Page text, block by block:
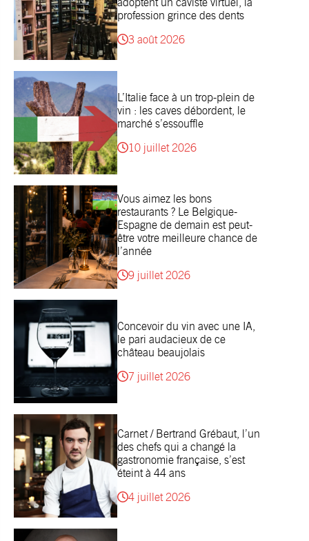
profession grince des dents
3 août 2026
L’Italie face à un trop-plein de
vin : les caves débordent, le
marché s’essouffle
10 juillet 2026
Vous aimez les bons
restaurants ? Le Belgique-
Espagne de demain est peut-
être votre meilleure chance de
l’année
9 juillet 2026
Concevoir du vin avec une IA,
le pari audacieux de ce
château beaujolais
7 juillet 2026
Carnet / Bertrand Grébaut, l’un
des chefs qui a changé la
gastronomie française, s’est
éteint à 44 ans
4 juillet 2026